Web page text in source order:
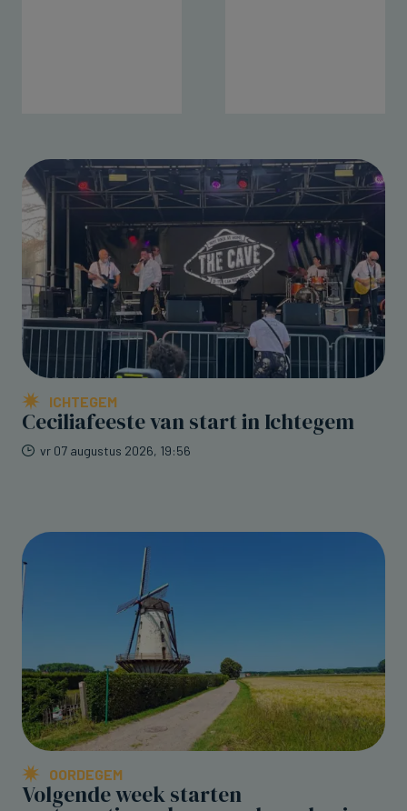
ICHTEGEM
Ceciliafeeste van start in Ichtegem
vr 07 augustus 2026, 19:56
OORDEGEM
Volgende week starten